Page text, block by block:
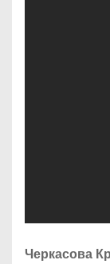
Черкасова